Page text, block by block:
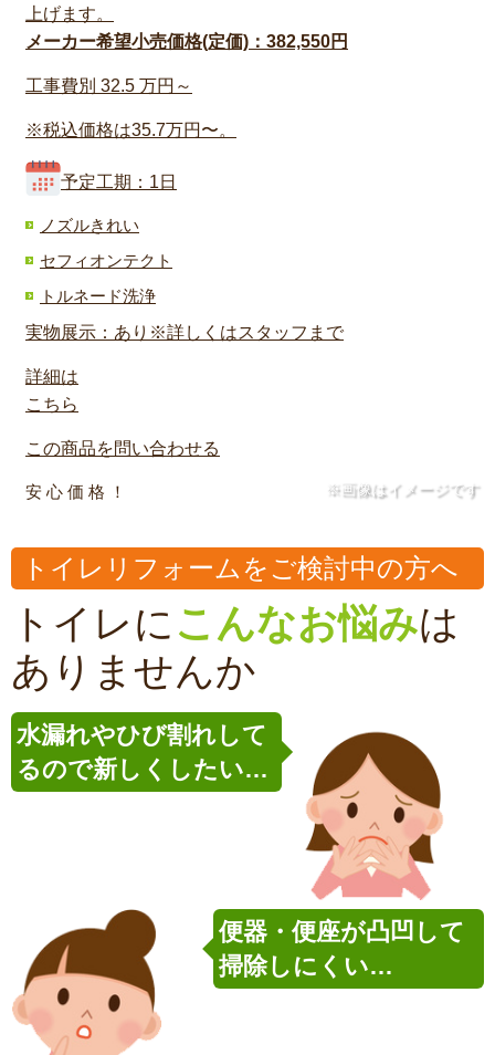
※画像はイメージです
上げます。
メーカー希望小売価格(定価)：382,550円
工事費別 32.5 万円～
※税込価格は35.7万円〜。
予定工期：1日
ノズルきれい
セフィオンテクト
トルネード洗浄
実物展示：あり※詳しくはスタッフまで
詳細は
こちら
この商品を問い合わせる
安 心 価 格 ！
トイレリフォームをご検討中の方へ
トイレに こんなお悩みは
ありませんか
水漏れやひび割れして
るので新しくしたい…
便器・便座が凸凹して
掃除しにくい…